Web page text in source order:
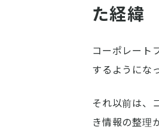
た経緯
コーポレート
するようにな
それ以前は、
き情報の整理